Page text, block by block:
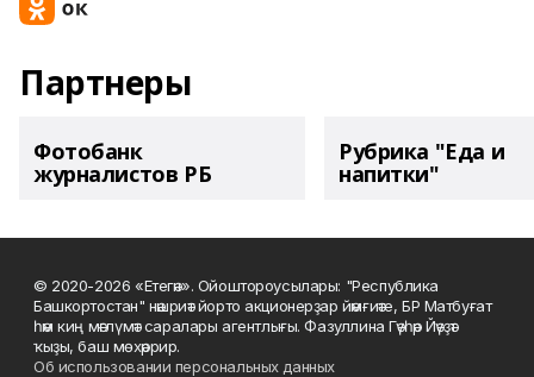
Партнеры
Фотобанк
журналистов РБ
Рубрика "Еда и
напитки"
© 2020-2026 «Етегән». Ойоштороусылары: "Республика
Башкортостан" нәшриәт йорто акционерҙар йәмғиәте, БР Матбуғат
һәм киң мәғлүмәт саралары агентлығы. Фазуллина Гәүһәр Йәүҙәт
ҡыҙы, баш мөхәррир.
Об использовании персональных данных